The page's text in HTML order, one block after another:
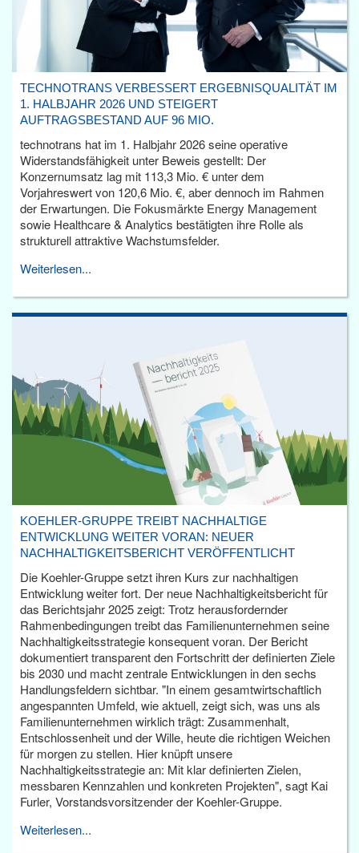
TECHNOTRANS VERBESSERT ERGEBNISQUALITÄT IM
1. HALBJAHR 2026 UND STEIGERT
AUFTRAGSBESTAND AUF 96 MIO.
technotrans hat im 1. Halbjahr 2026 seine operative
Widerstandsfähigkeit unter Beweis gestellt: Der
Konzernumsatz lag mit 113,3 Mio. € unter dem
Vorjahreswert von 120,6 Mio. €, aber dennoch im Rahmen
der Erwartungen. Die Fokusmärkte Energy Management
sowie Healthcare & Analytics bestätigten ihre Rolle als
strukturell attraktive Wachstumsfelder.
Weiterlesen...
KOEHLER-GRUPPE TREIBT NACHHALTIGE
ENTWICKLUNG WEITER VORAN: NEUER
NACHHALTIGKEITSBERICHT VERÖFFENTLICHT
Die Koehler-Gruppe setzt ihren Kurs zur nachhaltigen
Entwicklung weiter fort. Der neue Nachhaltigkeitsbericht für
das Berichtsjahr 2025 zeigt: Trotz herausfordernder
Rahmenbedingungen treibt das Familienunternehmen seine
Nachhaltigkeitsstrategie konsequent voran. Der Bericht
dokumentiert transparent den Fortschritt der definierten Ziele
bis 2030 und macht zentrale Entwicklungen in den sechs
Handlungsfeldern sichtbar. "In einem gesamtwirtschaftlich
angespannten Umfeld, wie aktuell, zeigt sich, was uns als
Familienunternehmen wirklich trägt: Zusammenhalt,
Entschlossenheit und der Wille, heute die richtigen Weichen
für morgen zu stellen. Hier knüpft unsere
Nachhaltigkeitsstrategie an: Mit klar definierten Zielen,
messbaren Kennzahlen und konkreten Projekten", sagt Kai
Furler, Vorstandsvorsitzender der Koehler-Gruppe.
Weiterlesen...